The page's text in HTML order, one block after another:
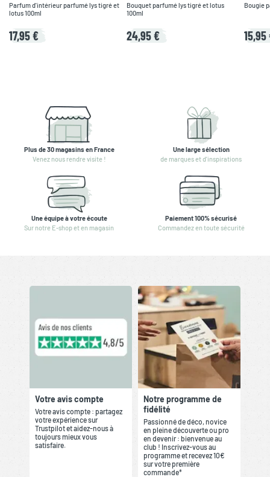
Parfum d'intérieur parfumé lys tigré et
lotus 100ml
17,95 €
Bouquet parfumé lys tigré et lotus
100ml
24,95 €
Bougie
15,95
Plus de 30 magasins en France
Venez nous rendre visite !
Une large sélection
de marques et d'inspirations
Une équipe à votre écoute
Sur notre E-shop et en magasin
Paiement 100% sécurisé
Commandez en toute sécurité
Votre avis compte
Votre avis compte : partagez
votre expérience sur
Trustpilot et aidez-nous à
toujours mieux vous
satisfaire.
Notre programme de
fidélité
Passionné de déco, novice
en pleine découverte ou pro
en devenir : bienvenue au
club ! Inscrivez-vous au
programme et recevez 10€
sur votre première
commande*